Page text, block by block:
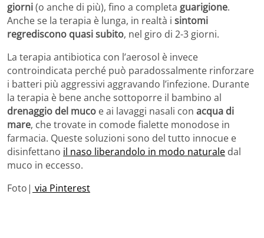
giorni(o anche di più), fino a completa guarigione.
Anche se la terapia è lunga, in realtà i sintomi
regrediscono quasi subito, nel giro di 2-3 giorni.
La terapia antibiotica con l’aerosol è invece
controindicata perché può paradossalmente rinforzare
i batteri più aggressivi aggravando l’infezione. Durante
la terapia è bene anche sottoporre il bambino al
drenaggio del muco e ai lavaggi nasali con acqua di
mare, che trovate in comode fialette monodose in
farmacia. Queste soluzioni sono del tutto innocue e
disinfettano il naso liberandolo in modo naturale dal
muco in eccesso.
Foto| via Pinterest